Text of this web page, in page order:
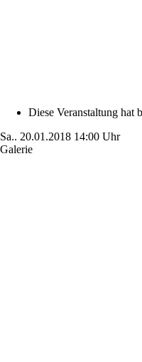
Diese Veranstaltung hat
Sa.. 20.01.2018 14:00 Uhr
Galerie